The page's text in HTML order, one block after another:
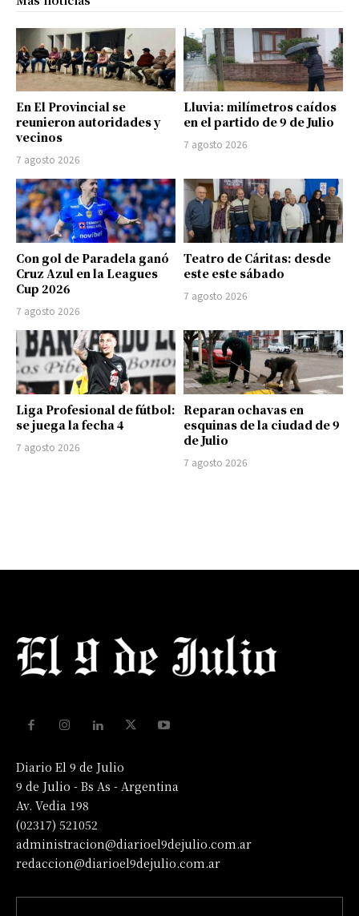
En El Provincial se
reunieron autoridades y
vecinos
7 agosto 2026
Lluvia: milímetros caídos
en el partido de 9 de Julio
7 agosto 2026
Con gol de Paradela ganó
Cruz Azul en la Leagues
Cup 2026
7 agosto 2026
Teatro de Cáritas: desde
este este sábado
7 agosto 2026
Liga Profesional de fútbol:
se juega la fecha 4
7 agosto 2026
Reparan ochavas en
esquinas de la ciudad de 9
de Julio
7 agosto 2026
Diario El 9 de Julio
9 de Julio - Bs As - Argentina
Av. Vedia 198
(02317) 521052
administracion@diarioel9dejulio.com.ar
redaccion@diarioel9dejulio.com.ar